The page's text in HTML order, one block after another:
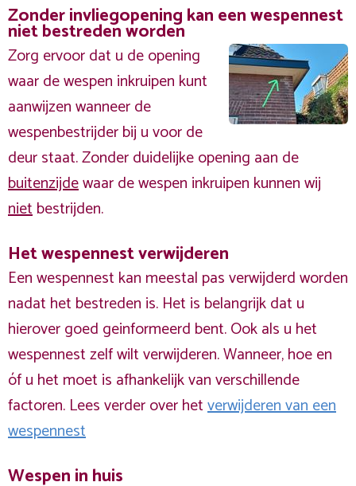
Zonder invliegopening kan een wespennest
niet bestreden worden
Zorg ervoor dat u de opening
waar de wespen inkruipen kunt
aanwijzen wanneer de
wespenbestrijder bij u voor de
deur staat. Zonder duidelijke opening aan de
buitenzijdewaar de wespen inkruipen kunnen wij
nietbestrijden.
Het wespennest verwijderen
Een wespennest kan meestal pas verwijderd worden
nadat het bestreden is. Het is belangrijk dat u
hierover goed geinformeerd bent. Ook als u het
wespennest zelf wilt verwijderen. Wanneer, hoe en
óf u het moet is afhankelijk van verschillende
factoren. Lees verder over hetverwijderen van een
wespennest
Wespen in huis